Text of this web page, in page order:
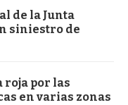
de la Junta
siniestro de
roja por las
en varias zonas